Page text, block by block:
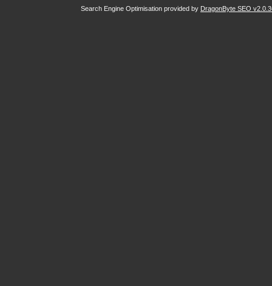
Search Engine Optimisation provided by DragonByte SEO